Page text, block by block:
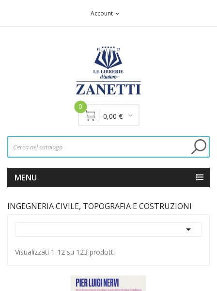
Account expand_more
0
0,00 €
MENU
INGEGNERIA CIVILE, TOPOGRAFIA E COSTRUZIONI

Visualizzati 1-12 su 123 prodotti